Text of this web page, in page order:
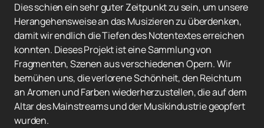
Dies schien ein sehr guter Zeitpunkt zu sein, um unsere
Herangehensweise an das Musizieren zu überdenken,
damit wir endlich die Tiefen des Notentextes erreichen
konnten. Dieses Projekt ist eine Sammlung von
Fragmenten, Szenen aus verschiedenen Opern. Wir
bemühen uns, die verlorene Schönheit, den Reichtum
an Aromen und Farben wiederherzustellen, die auf dem
Altar des Mainstreams und der Musikindustrie geopfert
wurden.